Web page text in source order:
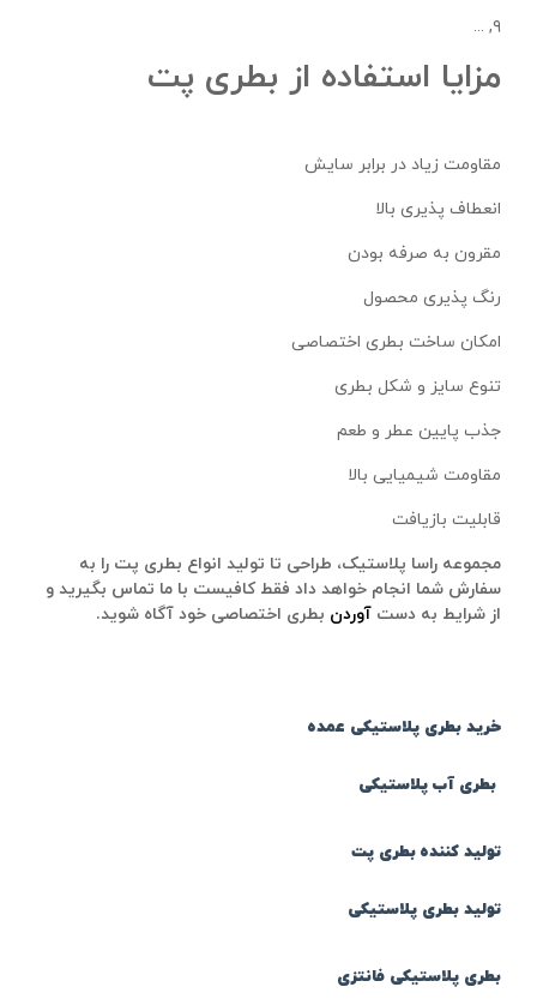
۹, ...
مزایا استفاده از بطری پت
مقاومت زیاد در برابر سایش
انعطاف‌ پذیری بالا
مقرون به صرفه بودن
رنگ پذیری محصول
امکان ساخت بطری اختصاصی
تنوع سایز و شکل بطری
جذب پایین عطر و طعم
مقاومت شیمیایی بالا
قابلیت بازیافت
مجموعه راسا پلاستیک، طراحی تا تولید انواع بطری پت را به
سفارش شما انجام خواهد داد فقط کافیست با ما تماس بگیرید و
از شرایط به دست آوردن بطری اختصاصی خود آگاه شوید.
خرید بطری پلاستیکی عمده
بطری آب پلاستیکی
تولید کننده بطری پت
تولید بطری پلاستیکی
بطری پلاستیکی فانتزی